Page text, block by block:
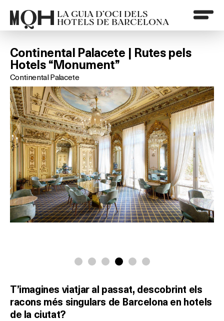
LA GUIA D’OCI DELS
HOTELS DE BARCELONA
Continental Palacete | Rutes pels
Hotels “Monument”
Continental Palacete
T’imagines viatjar al passat, descobrint els
racons més singulars de Barcelona en hotels
de la ciutat?